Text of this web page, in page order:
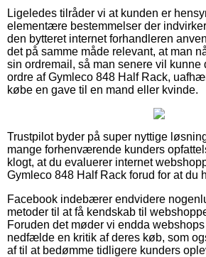
Ligeledes tilråder vi at kunden er
elementære bestemmelser der
den bytteret internet forhandleren
det på samme måde relevant, at man
sin ordremail, så man senere vil kunne
ordre af Gymleco 848 Half Rack,
købe en gave til en mand eller kvinde.
Trustpilot byder på super nyttige
mange forhenværende kunders
klogt, at du evaluerer internet
Gymleco 848 Half Rack forud for at du
Facebook indebærer endvidere
metoder til at få kendskab til
Foruden det møder vi endda
nedfælde en kritik af deres køb, som
af til at bedømme tidligere kunders